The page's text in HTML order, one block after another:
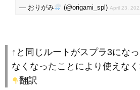
— おりがみ (@origami_spl) April 23,
↑と同じルートがスプラ3にな
なくなったことにより使えな
翻訳